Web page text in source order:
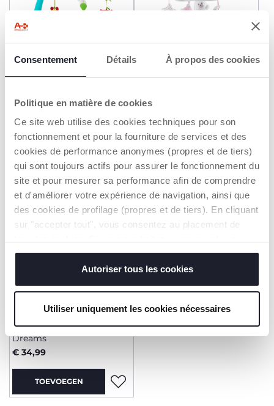
Consentement Détails À propos des cookies
Politique en matière de cookies
Ce site web utilise des cookies techniques pour son
fonctionnement et pour la fourniture de services et des
cookies de performance anonymes (propres et de tiers)
qui sont toujours actifs pour assurer le fonctionnement du
site et pour mesurer sa performance afin de comprendre
et d'améliorer votre expérience de navigation, ainsi que
des cookies de profilage (propres et de tiers). En cliquant
sur "accepter tout", vous consentez au placement de
modifier ou révoquer le consentement de tous les
cookies ou de certains d'entre eux, cliquez sur "afficher
les détails". En fermant cette bannière, vous consentez à
sont indispensables pour profiter du service demandé.
Autoriser tous les cookies
Utiliser uniquement les cookies nécessaires
€ 49,99
TOEVOEGEN
+ KLEUREN
€ 49,99
TOEVOEGEN
+ KLEUREN
Mobiel Next2Dreams First
Dreams
€ 34,99
TOEVOEGEN